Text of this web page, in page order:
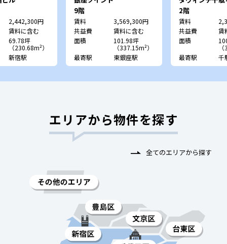
2,442,300円
賃料に含む
69.78坪
（230.68m²）
新宿駅
9階
賃料
3,569,300円
共益費
賃料に含む
面積
101.98坪
（337.15m²）
最寄駅
東銀座駅
2階
賃料
共益費
賃
面積
最寄駅
千
エリアから物件を探す
全てのエリアから探す